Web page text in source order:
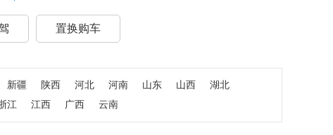
置换购车
新疆 陕西 河北 河南 山东 山西
湖北
江 江西 广西 云南